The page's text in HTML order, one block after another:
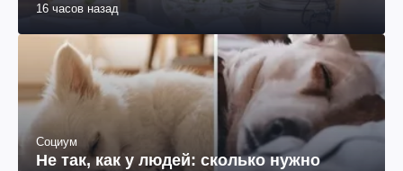
16 часов назад
Социум
Не так, как у людей: сколько нужно